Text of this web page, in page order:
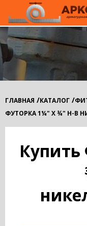
ГЛАВНАЯ /КАТАЛОГ /
ФУТОРКА 1¼" Х ¾" Н-В
Купить